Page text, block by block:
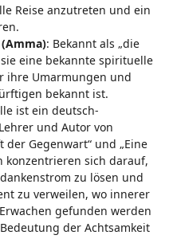
Reise anzutreten und ein
: Bekannt als „die
eine bekannte spirituelle
ihre Umarmungen und
bekannt ist.
ist ein deutsch-
und Autor von
der Gegenwart“ und „Eine
konzentrieren sich darauf,
zu lösen und
zu verweilen, wo innerer
gefunden werden
der Achtsamkeit